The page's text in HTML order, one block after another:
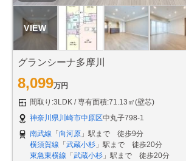
グランシーナ多摩川
8,099万円
間取り:3LDK
専有面積:71.13㎡(壁芯)
神奈川県川崎市中原区中丸子798-1
南武線 「 向河原 」駅まで 徒歩9分
横須賀線 「 武蔵小杉 」駅まで 徒歩20分
東急東横線 「 武蔵小杉 」駅まで 徒歩20分